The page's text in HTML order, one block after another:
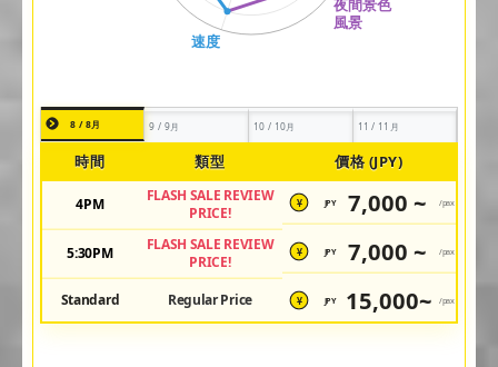
8 / 8月 9 / 9月 10 / 10月 11 / 11月
時間 類型 價格 (JPY)
4PM
FLASH SALE REVIEW
PRICE!
¥ JPY 7,000 ~ /pax
5:30PM
FLASH SALE REVIEW
PRICE!
¥ JPY 7,000 ~ /pax
Standard Regular Price ¥ JPY 15,000~ /pax